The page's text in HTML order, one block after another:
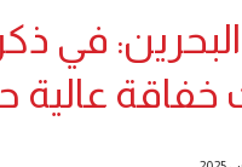
في
خفاقة عالية